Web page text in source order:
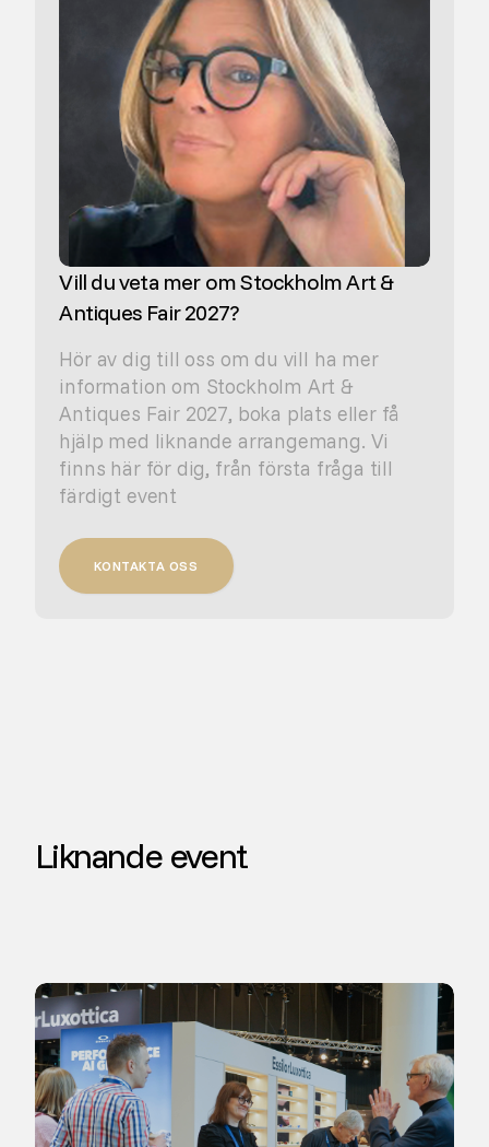
Vill du veta mer om Stockholm Art &
Antiques Fair 2027?
Hör av dig till oss om du vill ha mer
information om Stockholm Art &
Antiques Fair 2027, boka plats eller få
hjälp med liknande arrangemang. Vi
finns här för dig, från första fråga till
färdigt event
KONTAKTA OSS
Liknande event